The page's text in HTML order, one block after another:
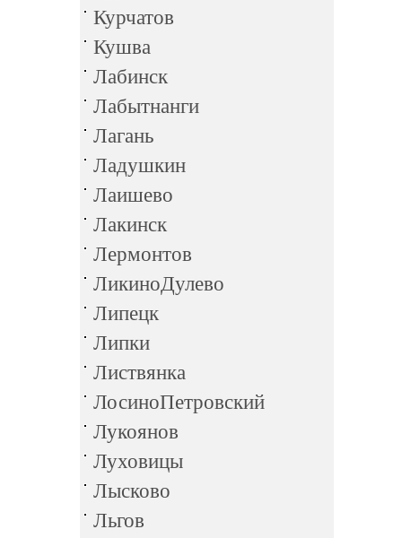
Курчатов
Кушва
Лабинск
Лабытнанги
Лагань
Ладушкин
Лаишево
Лакинск
Лермонтов
ЛикиноДулево
Липецк
Липки
Листвянка
ЛосиноПетровский
Лукоянов
Луховицы
Лысково
Льгов